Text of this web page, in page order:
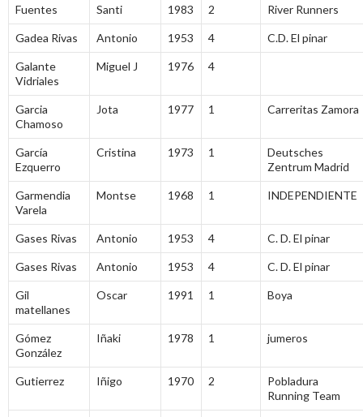
Fuentes Santi 1983 2 River Runners
Gadea Rivas Antonio 1953 4 C.D. El pinar
Galante
Vidriales
Miguel J 1976 4
Garcia
Chamoso
Jota 1977 1 Carreritas Zamora
García
Ezquerro
Cristina 1973 1
Deutsches
Zentrum Madrid
Garmendia
Varela
Montse 1968 1 INDEPENDIENTE
Gases Rivas Antonio 1953 4 C. D. El pinar
Gases Rivas Antonio 1953 4 C. D. El pinar
Gil
matellanes
Oscar 1991 1 Boya
Gómez
González
Iñaki 1978 1 jumeros
Gutierrez Iñigo 1970 2
Pobladura
Running Team